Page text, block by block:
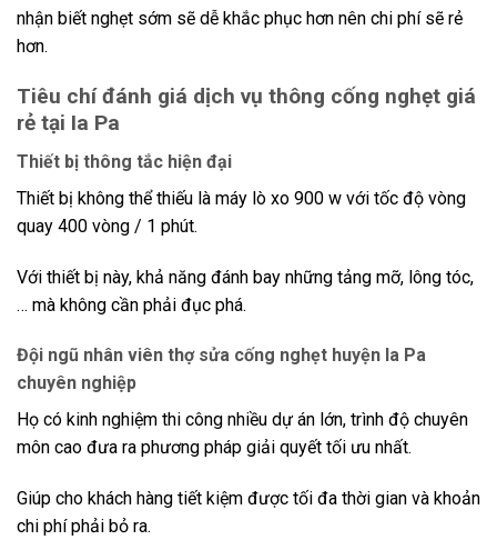
nhận biết nghẹt sớm sẽ dễ khắc phục hơn nên chi phí sẽ rẻ
hơn.
Tiêu chí đánh giá dịch vụ thông cống nghẹt giá
rẻ tại Ia Pa
Thiết bị thông tắc hiện đại
Thiết bị không thể thiếu là máy lò xo 900 w với tốc độ vòng
quay 400 vòng / 1 phút.
Với thiết bị này, khả năng đánh bay những tảng mỡ, lông tóc,
… mà không cần phải đục phá.
Đội ngũ nhân viên thợ sửa cống nghẹt huyện Ia Pa
chuyên nghiệp
Họ có kinh nghiệm thi công nhiều dự án lớn, trình độ chuyên
môn cao đưa ra phương pháp giải quyết tối ưu nhất.
Giúp cho khách hàng tiết kiệm được tối đa thời gian và khoản
chi phí phải bỏ ra.